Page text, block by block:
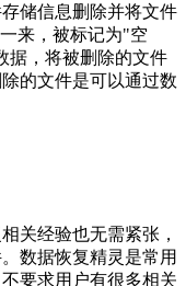
储信息删除并将文件
来，被标记为"空
据，将被删除的文件
的文件是可以通过数
关经验也无需紧张，
数据恢复精灵是常用
要求用户有很多相关